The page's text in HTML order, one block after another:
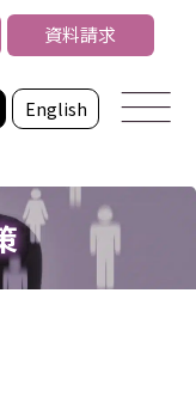
English
資料請求